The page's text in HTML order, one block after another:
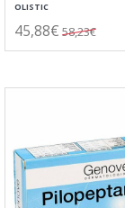
OLISTIC
45,88€ 58,23€